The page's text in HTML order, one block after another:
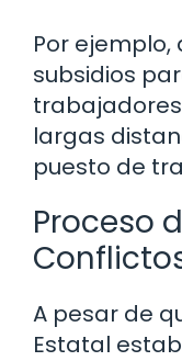
Por ejemplo,
subsidios
largas
puesto de
Proceso
A pesar de
Estatal